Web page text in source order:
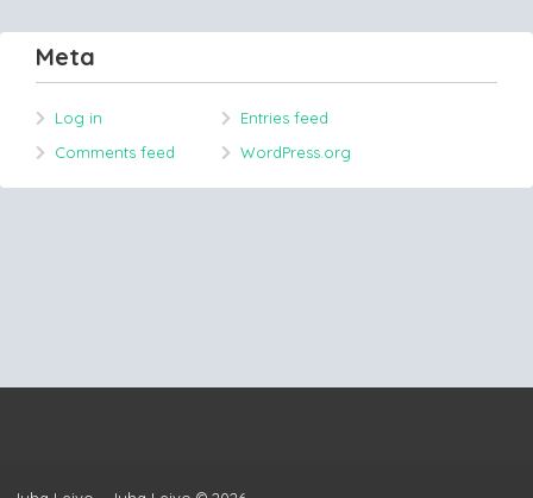
Meta
Log in
Entries feed
Comments feed
WordPress.org